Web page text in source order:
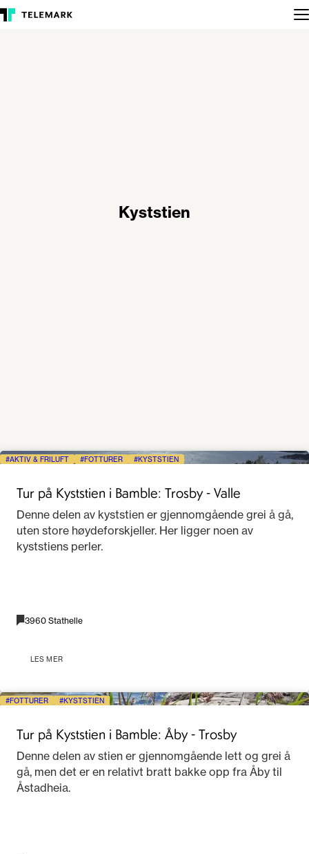
Kyststien
AKTIV & FRILUFT FOTTURER KYSTSTIEN
Tur på Kyststien i Bamble: Trosby - Valle
Denne delen av kyststien er gjennomgående grei å gå,
uten store høydeforskjeller. Her ligger noen av
kyststiens perler.
3960 Stathelle
LES MER
FOTTURER KYSTSTIEN
Tur på Kyststien i Bamble: Åby - Trosby
Denne delen av stien er gjennomgående lett og grei å
gå, men det er en relativt bratt bakke opp fra Åby til
Åstadheia.